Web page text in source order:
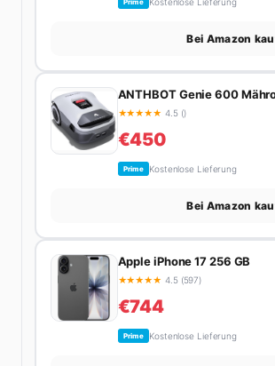
Prime
Bei Amazon
ANTHBOT Genie 600
★★★★★ 4.5 ()
€450
Prime Kostenlose Lieferung
Bei Amazon
Apple iPhone 17 256 GB
★★★★★ 4.5 (597)
€744
Prime Kostenlose Lieferung